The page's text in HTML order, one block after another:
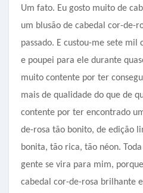
Um fato. Eu gosto muito de
um blusão de cabedal cor-de-
passado. E custou-me sete
e poupei para ele durante
muito contente por ter
mais de qualidade do que de
contente por ter encontrado
de-rosa tão bonito, de edição
bonita, tão rica, tão néon.
gente se vira para mim,
cabedal cor-de-rosa brilhante